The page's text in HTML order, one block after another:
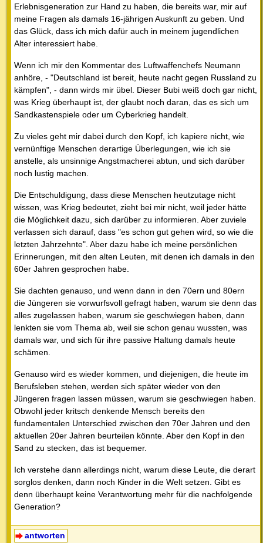
Erlebnisgeneration zur Hand zu haben, die bereits war, mir auf
meine Fragen als damals 16-jährigen Auskunft zu geben. Und
das Glück, dass ich mich dafür auch in meinem jugendlichen
Alter interessiert habe.
Wenn ich mir den Kommentar des Luftwaffenchefs Neumann
anhöre, - "Deutschland ist bereit, heute nacht gegen Russland zu
kämpfen", - dann wirds mir übel. Dieser Bubi weiß doch gar nicht,
was Krieg überhaupt ist, der glaubt noch daran, das es sich um
Sandkastenspiele oder um Cyberkrieg handelt.
Zu vieles geht mir dabei durch den Kopf, ich kapiere nicht, wie
vernünftige Menschen derartige Überlegungen, wie ich sie
anstelle, als unsinnige Angstmacherei abtun, und sich darüber
noch lustig machen.
Die Entschuldigung, dass diese Menschen heutzutage nicht
wissen, was Krieg bedeutet, zieht bei mir nicht, weil jeder hätte
die Möglichkeit dazu, sich darüber zu informieren. Aber zuviele
verlassen sich darauf, dass "es schon gut gehen wird, so wie die
letzten Jahrzehnte". Aber dazu habe ich meine persönlichen
Erinnerungen, mit den alten Leuten, mit denen ich damals in den
60er Jahren gesprochen habe.
Sie dachten genauso, und wenn dann in den 70ern und 80ern
die Jüngeren sie vorwurfsvoll gefragt haben, warum sie denn das
alles zugelassen haben, warum sie geschwiegen haben, dann
lenkten sie vom Thema ab, weil sie schon genau wussten, was
damals war, und sich für ihre passive Haltung damals heute
schämen.
Genauso wird es wieder kommen, und diejenigen, die heute im
Berufsleben stehen, werden sich später wieder von den
Jüngeren fragen lassen müssen, warum sie geschwiegen haben.
Obwohl jeder kritsch denkende Mensch bereits den
fundamentalen Unterschied zwischen den 70er Jahren und den
aktuellen 20er Jahren beurteilen könnte. Aber den Kopf in den
Sand zu stecken, das ist bequemer.
Ich verstehe dann allerdings nicht, warum diese Leute, die derart
sorglos denken, dann noch Kinder in die Welt setzen. Gibt es
denn überhaupt keine Verantwortung mehr für die nachfolgende
Generation?
antworten